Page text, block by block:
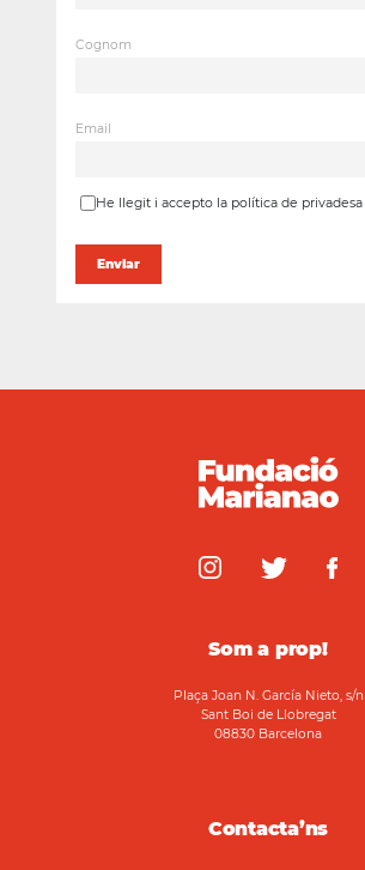
Cognom
Email
He llegit i accepto la política de privadesa
Som a prop!
Plaça Joan N. García Nieto, s/n
Sant Boi de Llobregat
08830 Barcelona
Contacta’ns